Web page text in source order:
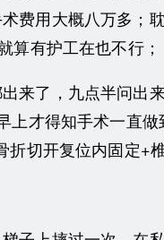
费用大概八万多；
算有护工在也不行；
了，九点半问出来
上才得知手术一直
折切开复位内固定+